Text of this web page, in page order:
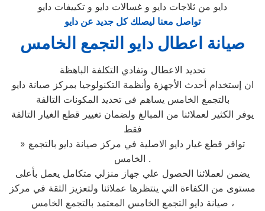
دايو من ثلاجات دايو و غسالات دايو و تكييفات دايو
تواصل معنا ليصلك كل جديد عن دايو
صيانة اعطال دايو التجمع الخامس
تحديد الاعطال وتفادي التكلفة الباهظة
ان إستخدام أحدث الأجهزة وأنظمة التكنولوجيا بمركز صيانة دايو
بالتجمع الخامس يساهم في تحديد المكونات التالفة
يوفر الكثير لعملائنا من المبالغ ولضمان تغيير قطع الغيار التالفة
فقط
» توافر قطع غيار دايو الاصلية في مركز صيانة دايو بالتجمع
الخامس .
يضمن لعملائنا الحصول علي جهاز منزلي متكامل يعمل بأعلى
مستوى من الكفاءة التي ينتظرها عملائنا ولتعزيز الثقة في مركز
صيانة دايو التجمع الخامس المعتمد بالتجمع الخامس ،